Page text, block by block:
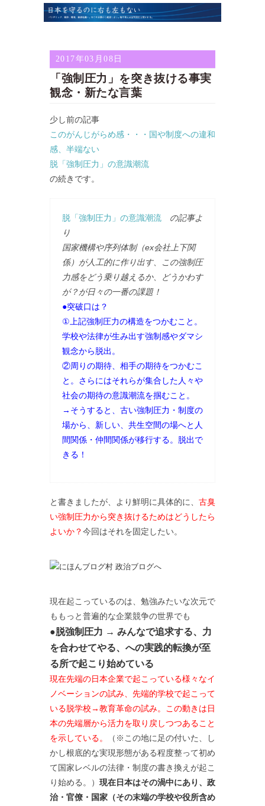
2017年03月08日
「強制圧力」を突き抜ける事実
観念・新たな言葉
少し前の記事
このがんじがらめ感・・・国や制度への違和
感、半端ない
脱「強制圧力」の意識潮流
の続きです。
脱「強制圧力」の意識潮流 の記事よ
り
国家機構や序列体制（ex会社上下関
係）が人工的に作り出す、この強制圧
力感をどう乗り越えるか、どうかわす
が？が日々の一番の課題！
●突破口は？
①上記強制圧力の構造をつかむこと。
学校や法律が生み出す強制感やダマシ
観念から脱出。
②周りの期待、相手の期待をつかむこ
と。さらにはそれらが集合した人々や
社会の期待の意識潮流を掴むこと。
→そうすると、古い強制圧力・制度の
場から、新しい、共生空間の場へと人
間関係・仲間関係が移行する。脱出で
きる！
と書きましたが、より鮮明に具体的に、 古臭
い強制圧力から突き抜けるためはどうしたら
よいか？今回はそれを固定したい。
現在起こっているのは、勉強みたいな次元で
ももっと普遍的な企業競争の世界でも
●脱強制圧力 → みんなで追求する、力
を合わせてやる、への実践的転換が至
る所で起こり始めている
現在先端の日本企業で起こっている様々なイ
ノベーションの試み、先端的学校で起こって
いる脱学校→教育革命の試み。この動きは日
本の先端層から活力を取り戻しつつあること
を示している。
（※この地に足の付いた、し
かし根底的な実現形態がある程度整って初め
て国家レベルの法律・制度の書き換えが起こ
り始める。） 現在日本はその渦中にあり、政
治・官僚・国家（その末端の学校や役所含め